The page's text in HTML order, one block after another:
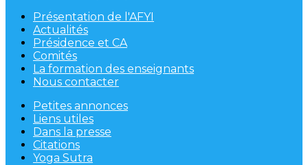
Présentation de l'AFYI
Actualités
Présidence et CA
Comités
La formation des enseignants
Nous contacter
Petites annonces
Liens utiles
Dans la presse
Citations
Yoga Sutra